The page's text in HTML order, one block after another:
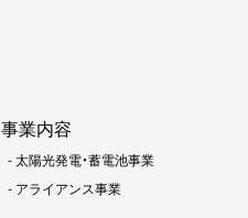
事業内容
-太陽光発電・蓄電池事業
- アライアンス事業